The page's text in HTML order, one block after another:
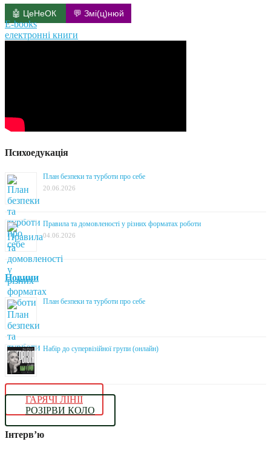
🤖 ЦеНеОК 💬 Змі(ц)нюй
E-books
електронні книги
Психоедукація
План безпеки та турботи про себе
20.06.2026
Правила та домовленості у різних форматах роботи
04.06.2026
Новини
План безпеки та турботи про себе
Набір до супервізійної групи (онлайн)
ГАРЯЧІ ЛІНІЇ
РОЗІРВИ КОЛО
Інтерв’ю